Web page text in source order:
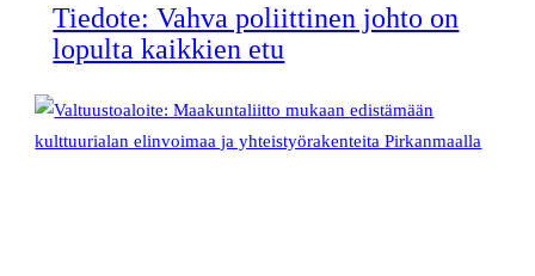
Tiedote: Vahva poliittinen johto on
lopulta kaikkien etu